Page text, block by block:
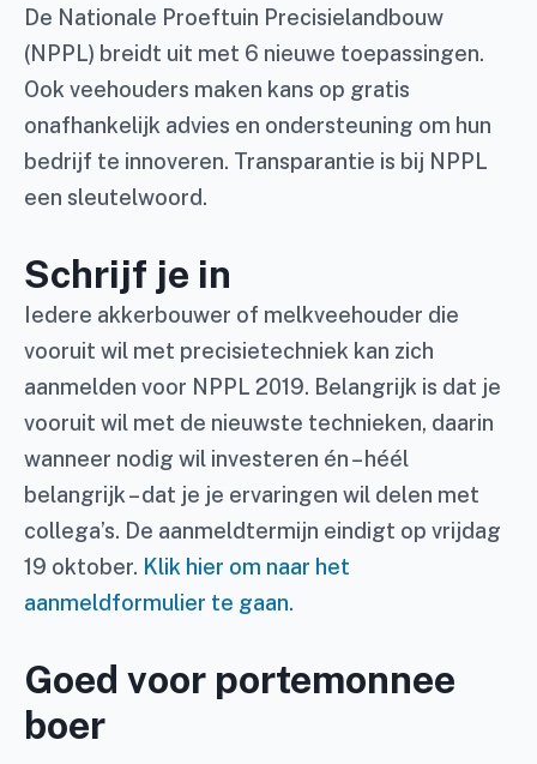
De Nationale Proeftuin Precisielandbouw
(NPPL) breidt uit met 6 nieuwe toepassingen.
Ook veehouders maken kans op gratis
onafhankelijk advies en ondersteuning om hun
bedrijf te innoveren. Transparantie is bij NPPL
een sleutelwoord.
Schrijf je in
Iedere akkerbouwer of melkveehouder die
vooruit wil met precisietechniek kan zich
aanmelden voor NPPL 2019. Belangrijk is dat je
vooruit wil met de nieuwste technieken, daarin
wanneer nodig wil investeren én – héél
belangrijk – dat je je ervaringen wil delen met
collega’s. De aanmeldtermijn eindigt op vrijdag
19 oktober. Klik hier om naar het
aanmeldformulier te gaan.
Goed voor portemonnee
boer